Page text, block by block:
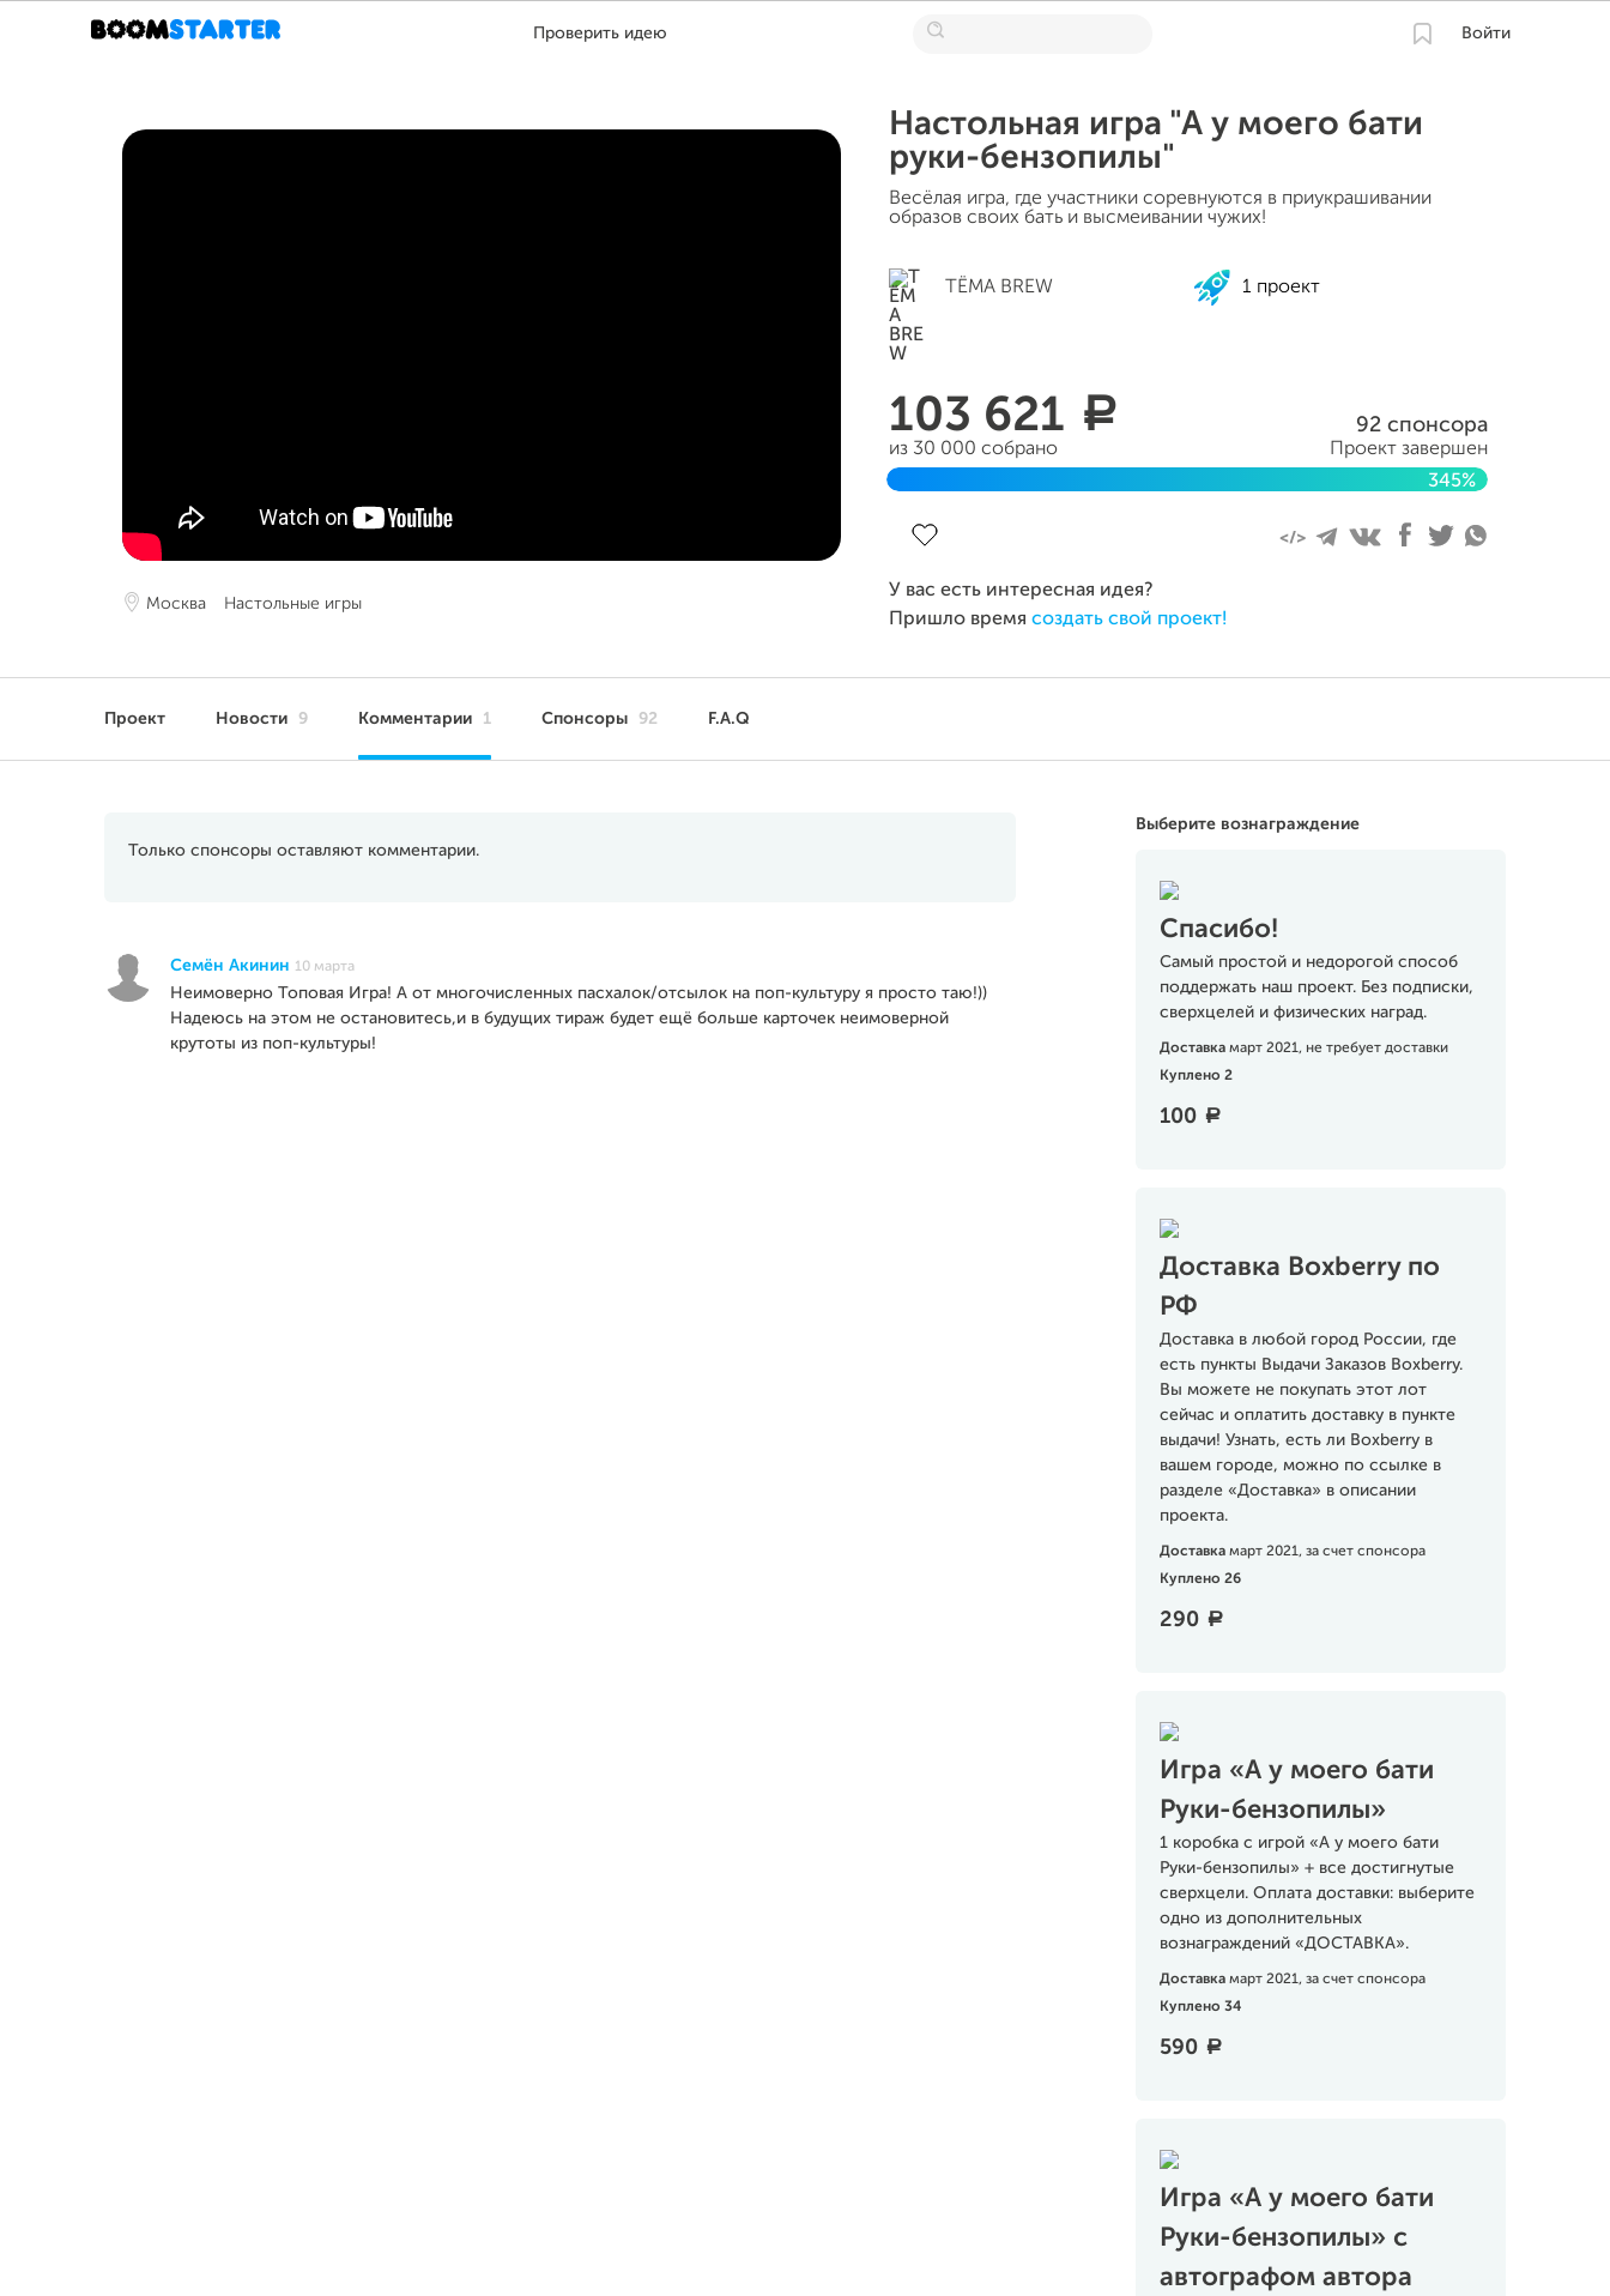
Проверить идею Войти
Москва Настольные игры
Настольная игра "А у моего бати
руки-бензопилы"
Весёлая игра, где участники соревнуются в приукрашивании
образов своих бать и высмеивании чужих!
ТЁМА BREW 1 проект
103 621 a
из 30 000 собрано
92 спонсора
Проект завершен
345%
У вас есть интересная идея?
Пришло время создать свой проект!
Проект Новости 9 Комментарии 1 Спонсоры 92 F.A.Q
Выберите вознаграждение
Спасибо!
Самый простой и недорогой способ
поддержать наш проект. Без подписки,
сверхцелей и физических наград.
Доставка март 2021, не требует доставки
Куплено 2
100 a
Доставка Boxberry по
РФ
Доставка в любой город России, где
есть пункты Выдачи Заказов Boxberry.
Вы можете не покупать этот лот
сейчас и оплатить доставку в пункте
выдачи! Узнать, есть ли Boxberry в
вашем городе, можно по ссылке в
разделе «Доставка» в описании
проекта.
Доставка март 2021, за счет спонсора
Куплено 26
290 a
Игра «А у моего бати
Руки-бензопилы»
1 коробка с игрой «А у моего бати
Руки-бензопилы» + все достигнутые
сверхцели. Оплата доставки: выберите
одно из дополнительных
вознаграждений «ДОСТАВКА».
Доставка март 2021, за счет спонсора
Куплено 34
590 a
Игра «А у моего бати
Руки-бензопилы» с
автографом автора
Только спонсоры оставляют комментарии.
Семён Акинин 10 марта
Неимоверно Топовая Игра! А от многочисленных пасхалок/отсылок на поп-культуру я просто таю!))
Надеюсь на этом не остановитесь,и в будущих тираж будет ещё больше карточек неимоверной
крутоты из поп-культуры!